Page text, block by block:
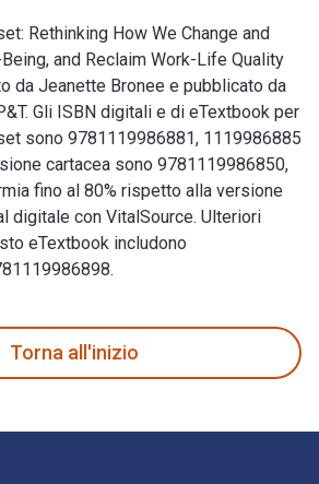
Rethinking How We Change and
and Reclaim Work-Life Quality
da Jeanette Bronee e pubblicato da
Gli ISBN digitali e di eTextbook per
sono 9781119986881, 1119986885
cartacea sono 9781119986850,
fino al 80% rispetto alla versione
digitale con VitalSource. Ulteriori
eTextbook includono
Torna all'inizio